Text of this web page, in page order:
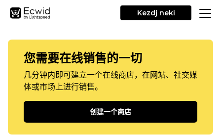
Kezdj neki
您需要在线销售的一切
几分钟内即可建立一个在线商店，在网站、社交媒
体或市场上进行销售。
创建一个商店